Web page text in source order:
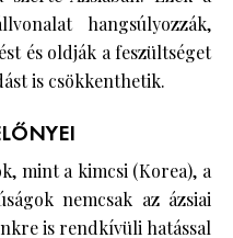
hangsúlyozzák,
és oldják a feszültséget
is csökkenthetik.
mint a kimcsi (Korea), a
nemcsak az ázsiai
is rendkívüli hatással